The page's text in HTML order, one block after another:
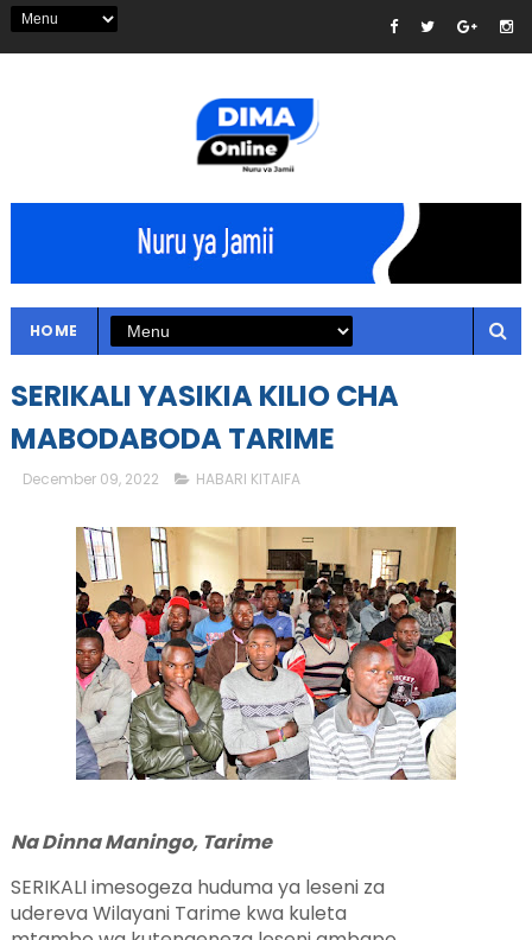
HOME
SERIKALI YASIKIA KILIO CHA
MABODABODA TARIME
December 09, 2022 HABARI KITAIFA
Na Dinna Maningo, Tarime
SERIKALI imesogeza huduma ya leseni za
udereva Wilayani Tarime kwa kuleta